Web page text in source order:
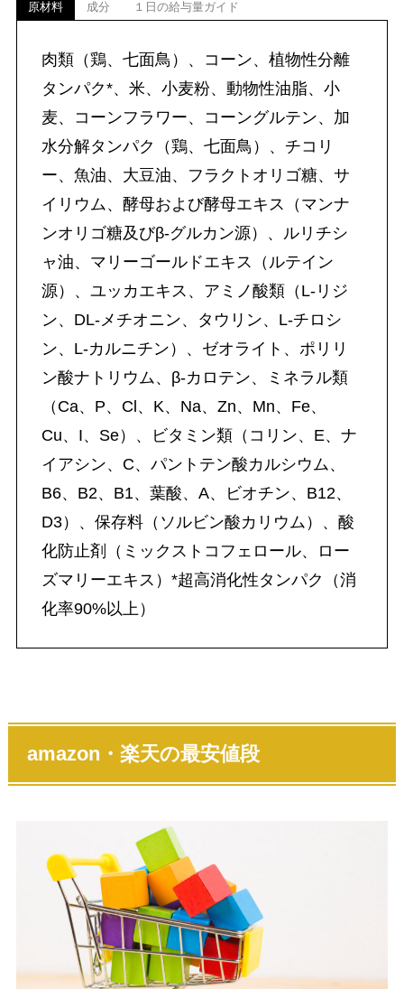
原材料 成分 １日の給与量ガイド
肉類（鶏、七面鳥）、コーン、植物性分離
タンパク*、米、小麦粉、動物性油脂、小
麦、コーンフラワー、コーングルテン、加
水分解タンパク（鶏、七面鳥）、チコリ
ー、魚油、大豆油、フラクトオリゴ糖、サ
イリウム、酵母および酵母エキス（マンナ
ンオリゴ糖及びβ-グルカン源）、ルリチシ
ャ油、マリーゴールドエキス（ルテイン
源）、ユッカエキス、アミノ酸類（L-リジ
ン、DL-メチオニン、タウリン、L-チロシ
ン、L-カルニチン）、ゼオライト、ポリリ
ン酸ナトリウム、β-カロテン、ミネラル類
（Ca、P、Cl、K、Na、Zn、Mn、Fe、
Cu、I、Se）、ビタミン類（コリン、E、ナ
イアシン、C、パントテン酸カルシウム、
B6、B2、B1、葉酸、A、ビオチン、B12、
D3）、保存料（ソルビン酸カリウム）、酸
化防止剤（ミックストコフェロール、ロー
ズマリーエキス）*超高消化性タンパク（消
化率90%以上）
amazon・楽天の最安値段